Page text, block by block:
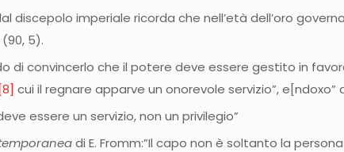
discepolo imperiale ricorda che nell’età dell’oro
(90, 5).
di convincerlo che il potere deve essere gestito in
[8] cui il regnare apparve un onorevole servizio”, e[ndoxo”
essere un servizio, non un privilegio”
di E. Fromm:”Il capo non è soltanto la